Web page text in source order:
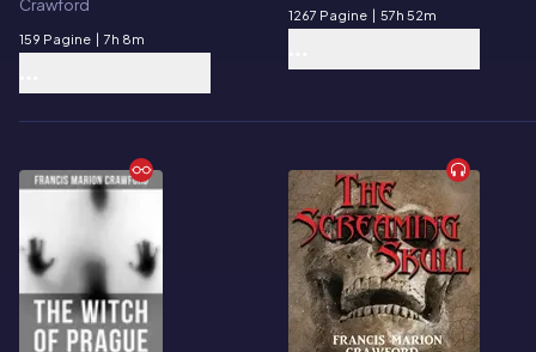
Crawford
159 Pagine | 7h 8m
1267 Pagine | 57h 52m